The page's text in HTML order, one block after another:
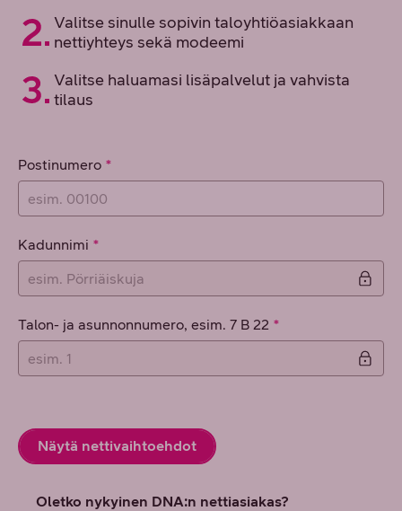
Valitse sinulle sopivin taloyhtiöasiakkaan
nettiyhteys sekä modeemi
Valitse haluamasi lisäpalvelut ja vahvista
tilaus
Osoitetiedot
Postinumero
Kadunnimi
Talon- ja asunnonnumero, esim. 7 B 22
Näytä nettivaihtoehdot
Oletko nykyinen DNA:n nettiasiakas?